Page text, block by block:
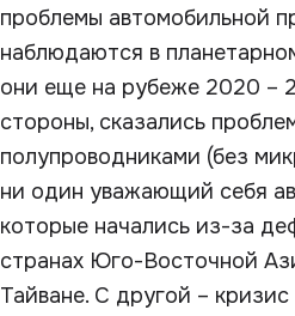
проблемы автомобильной
наблюдаются в
они еще на рубеже 2020 –
стороны, сказались
полупроводниками (без
ни один уважающий себя
которые начались из-за
странах Юго-Восточной
Тайване. С другой –